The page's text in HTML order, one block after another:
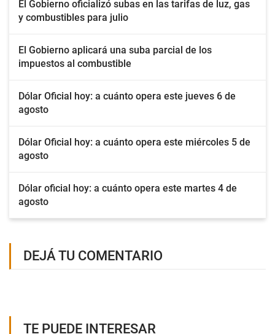
El Gobierno oficializó subas en las tarifas de luz, gas
y combustibles para julio
El Gobierno aplicará una suba parcial de los
impuestos al combustible
Dólar Oficial hoy: a cuánto opera este jueves 6 de
agosto
Dólar Oficial hoy: a cuánto opera este miércoles 5 de
agosto
Dólar oficial hoy: a cuánto opera este martes 4 de
agosto
DEJÁ TU COMENTARIO
TE PUEDE INTERESAR